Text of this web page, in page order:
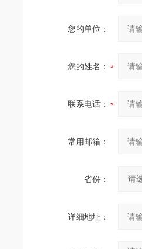
您的单位：
您的姓名：
联系电话：
常用邮箱：
省份：
详细地址：